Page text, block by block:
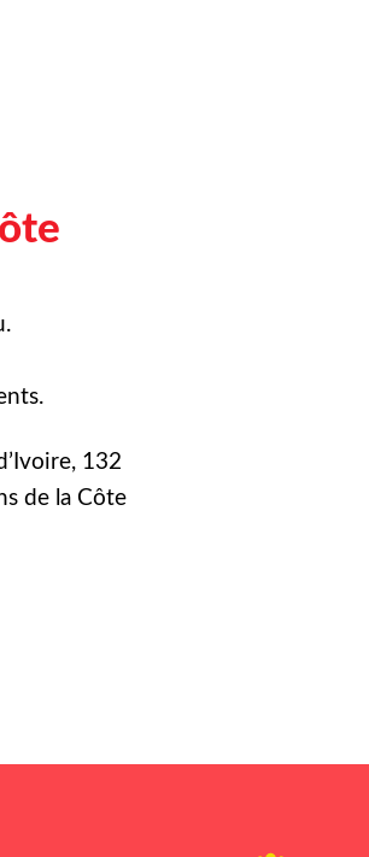
132
de la Côte